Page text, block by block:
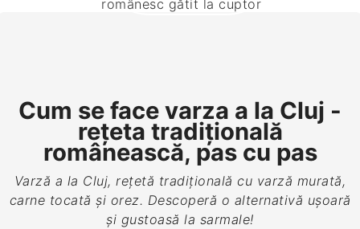
Cum se face varza a la Cluj -
rețeta tradițională
românească, pas cu pas
Varză a la Cluj, rețetă tradițională cu varză murată,
carne tocată și orez. Descoperă o alternativă ușoară
și gustoasă la sarmale!